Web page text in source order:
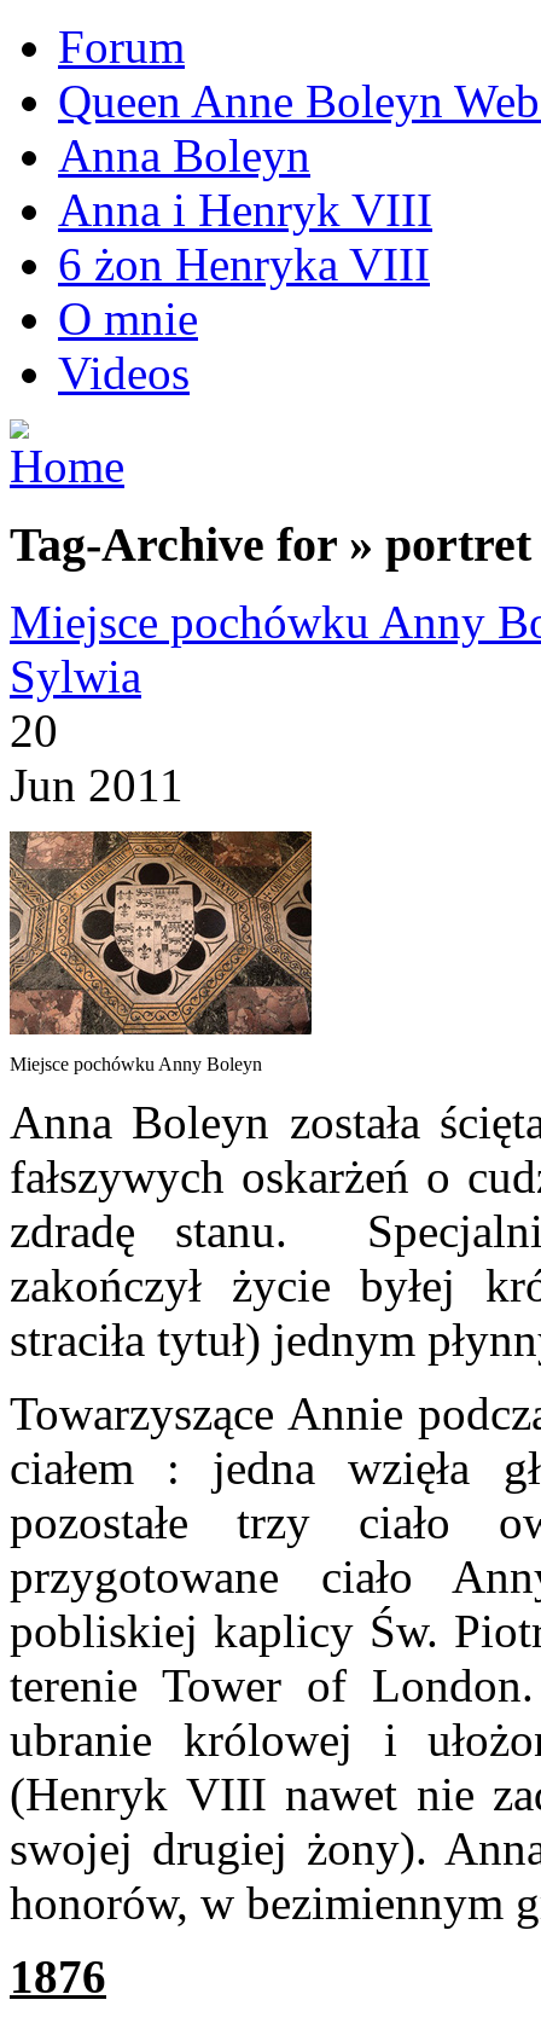
Forum
Queen Anne Boleyn
Anna Boleyn
Anna i Henryk VIII
6 żon Henryka VIII
O mnie
Videos
Tag-Archive for »
Miejsce pochówku Anny
Sylwia
20
Jun 2011
Miejsce pochówku Anny Boleyn
Anna Boleyn została
fałszywych oskarżeń o
zdradę stanu.
zakończył życie byłej
straciła tytuł) jednym
Towarzyszące Annie
ciałem : jedna wzięła
pozostałe trzy ciało
przygotowane ciało
pobliskiej kaplicy Św.
terenie Tower of
ubranie królowej i
(Henryk VIII nawet nie
swojej drugiej żony).
honorów, w bezimiennym
1876